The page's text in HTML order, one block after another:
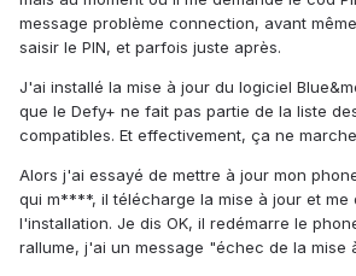
message problème connection, avant
saisir le PIN, et parfois juste après.
J'ai installé la mise à jour du logiciel
que le Defy+ ne fait pas partie de la liste
compatibles. Et effectivement, ça ne
Alors j'ai essayé de mettre à jour mon
qui m****, il télécharge la mise à jour et me
l'installation. Je dis OK, il redémarre le
rallume, j'ai un message "échec de la mise